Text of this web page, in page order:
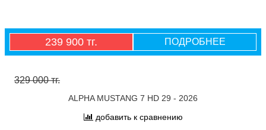
239 900 тг. ПОДРОБНЕЕ
329 000 тг.
ALPHA MUSTANG 7 HD 29 - 2026
добавить к сравнению